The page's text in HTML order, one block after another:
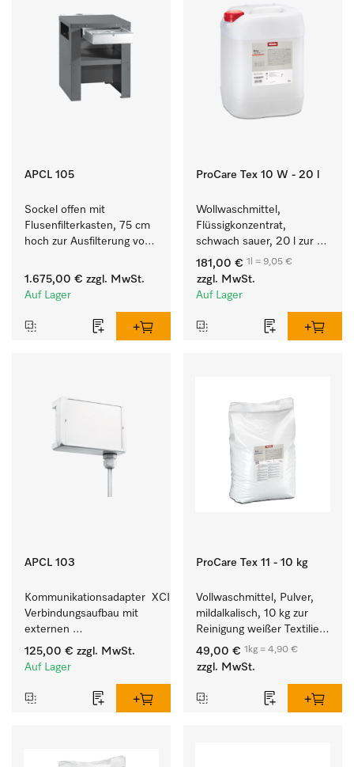
APCL 105
Sockel offen mit
Flusenfilterkasten, 75 cm
hoch zur Ausfilterung von
Partikeln aus der Lauge.
1.675,00 € zzgl. MwSt.
Auf Lager
ProCare Tex 10 W - 20 l
Wollwaschmittel,
Flüssigkonzentrat,
schwach sauer, 20 l zur
maschinellen Reinigung
von Wolle.
181,00 € 1l = 9,05 €
zzgl. MwSt.
Auf Lager
APCL 103
Kommunikationsadapter  XCI zum
Verbindungsaufbau mit
externen
Kassiersystemen.
125,00 € zzgl. MwSt.
Auf Lager
ProCare Tex 11 - 10 kg
Vollwaschmittel, Pulver,
mildalkalisch, 10 kg zur
Reinigung weißer Textilien
und farbechter
Buntwäsche.
49,00 € 1kg = 4,90 €
zzgl. MwSt.